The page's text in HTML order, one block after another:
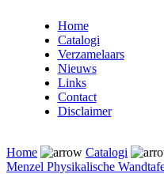
Home
Catalogi
Verzamelaars
Nieuws
Links
Contact
Disclaimer
Home Catalogi
Menzel Physikalische